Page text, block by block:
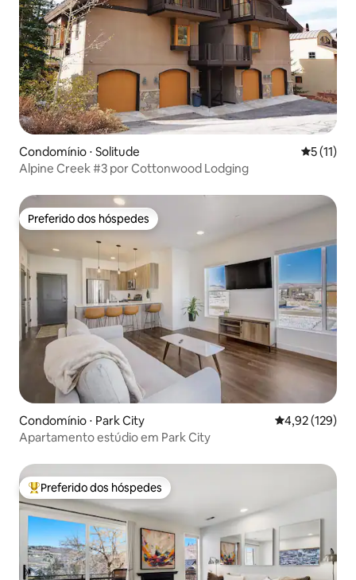
Condomínio ⋅ Solitude 5 de uma
5 (11)
Alpine Creek #3 por Cottonwood Lodging
Preferido dos hóspedes
Preferido dos hóspedes
Condomínio ⋅ Park City 4,92 de uma
4,92 (129)
Apartamento estúdio em Park City
Entre os melhores preferidos dos hóspedes
Preferido dos hóspedes